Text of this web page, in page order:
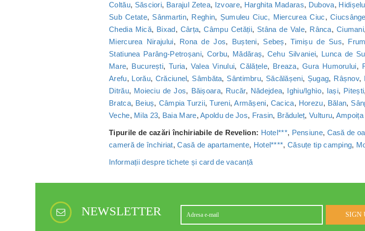
Coltău, Săsciori, Barajul Zetea, Izvoare, Harghita Madaras, Dubova,
Sub Cetate, Sânmartin, Reghin, Șumuleu Ciuc, Miercurea Ciuc,
Chedia Mică, Bixad, Cârța,Câmpu Cetății, Stâna de Vale, Rânca, Ciumani,
Miercurea Nirajului, Rona de Jos, Bușteni, Sebeș,Timișu de Sus,
Statiunea Parâng-Petroșani, Corbu, Mădăraș, Cehu Silvaniei, Lunca de
Mare, București,Turia, Valea Vinului,Călățele, Breaza, Gura Humorului,
Arefu, Lorău, Crăciunel, Sâmbăta, Sântimbru, Săcălășeni, Șugag, Râșnov,
Ditrău, Moieciu de Jos, Băișoara, Rucăr, Nădejdea, Ighiu/Ighìo, Iași, Pitești
Bratca, Beiuș, Câmpia Turzii,Tureni,Armășeni, Cacica, Horezu, Bălan,
Veche, Mila 23, Baia Mare,Apoldu de Jos, Frasin, Brăduleț,Vulturu, Ampoița
Tipurile de cazări închiriabile de Revelion: Hotel***, Pensiune, Casă de
cameră de închiriat,Casă de apartamente, Hotel****, Căsuțe tip camping,
Informații despre tichete și card de vacanță
NEWSLETTER SIGN